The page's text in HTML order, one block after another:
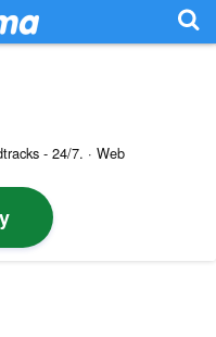
- 24/7. · Web